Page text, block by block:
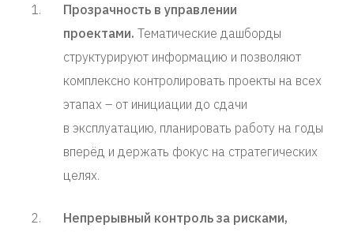
Прозрачность в управлении
проектами. Тематические дашборды
структурируют информацию и позволяют
комплексно контролировать проекты на всех
этапах – от инициации до сдачи
в эксплуатацию, планировать работу на годы
вперёд и держать фокус на стратегических
целях.
Непрерывный контроль за рисками,